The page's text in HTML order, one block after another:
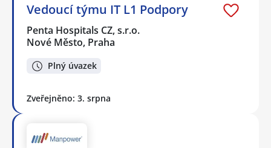
Vedoucí týmu IT L1 Podpory
Penta Hospitals CZ, s.r.o.
Nové Město, Praha
Plný úvazek
Zveřejněno: 3. srpna